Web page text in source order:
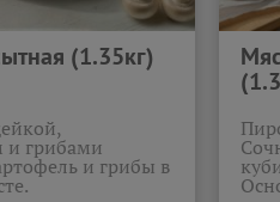
(1.35кг)
и грибами
и грибы в